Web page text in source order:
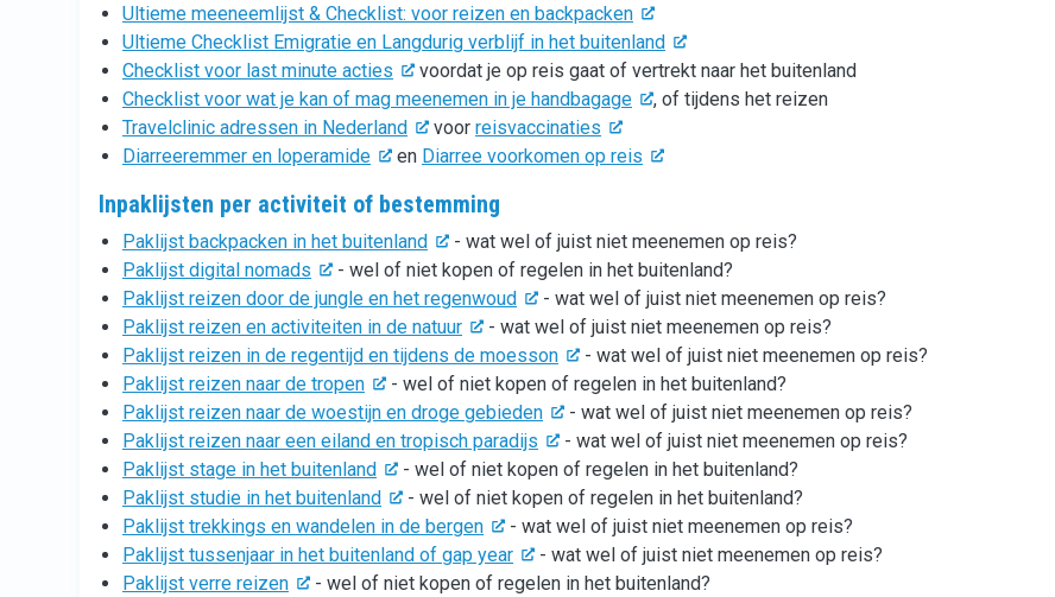
Ultieme meeneemlijst & Checklist: voor reizen en backpacken
Ultieme Checklist Emigratie en Langdurig verblijf in het buitenland
Checklist voor last minute acties
voordat je op reis gaat of vertrekt naar het buitenland
Checklist voor wat je kan of mag meenemen in je handbagage
, of tijdens het reizen
Travelclinic adressen in Nederland
voor reisvaccinaties
Diarreeremmer en loperamide
en Diarree voorkomen op reis
Inpaklijsten per activiteit of bestemming
Paklijst backpacken in het buitenland
- wat wel of juist niet meenemen op reis?
Paklijst digital nomads
- wel of niet kopen of regelen in het buitenland?
Paklijst reizen door de jungle en het regenwoud
- wat wel of juist niet meenemen op reis?
Paklijst reizen en activiteiten in de natuur
- wat wel of juist niet meenemen op reis?
Paklijst reizen in de regentijd en tijdens de moesson
- wat wel of juist niet meenemen op reis?
Paklijst reizen naar de tropen
- wel of niet kopen of regelen in het buitenland?
Paklijst reizen naar de woestijn en droge gebieden
- wat wel of juist niet meenemen op reis?
Paklijst reizen naar een eiland en tropisch paradijs
- wat wel of juist niet meenemen op reis?
Paklijst stage in het buitenland
- wel of niet kopen of regelen in het buitenland?
Paklijst studie in het buitenland
- wel of niet kopen of regelen in het buitenland?
Paklijst trekkings en wandelen in de bergen
- wat wel of juist niet meenemen op reis?
Paklijst tussenjaar in het buitenland of gap year
- wat wel of juist niet meenemen op reis?
Paklijst verre reizen
- wel of niet kopen of regelen in het buitenland?